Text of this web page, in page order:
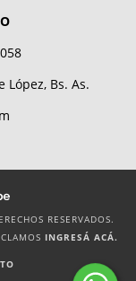
López, Bs. As.
RESERVADOS.
INGRESÁ ACÁ.